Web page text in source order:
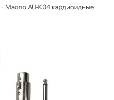
Maono AU-K04 кардиоидные